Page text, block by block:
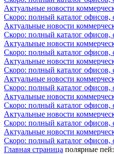
Актуальные новости
Скоро: полный каталог офисов,
Актуальные новости
Скоро: полный каталог офисов,
Актуальные новости
Скоро: полный каталог офисов,
Актуальные новости
Скоро: полный каталог офисов,
Актуальные новости
Скоро: полный каталог офисов,
Актуальные новости
Скоро: полный каталог офисов,
Актуальные новости
Скоро: полный каталог офисов,
Актуальные новости
Скоро: полный каталог офисов,
Главная страница полярные